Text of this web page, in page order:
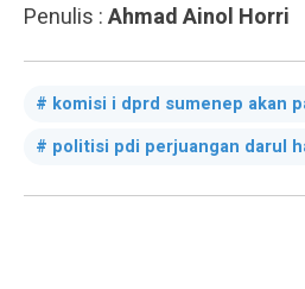
Penulis :Ahmad Ainol Horri
komisi i dprd sumenep akan
politisi pdi perjuangan darul